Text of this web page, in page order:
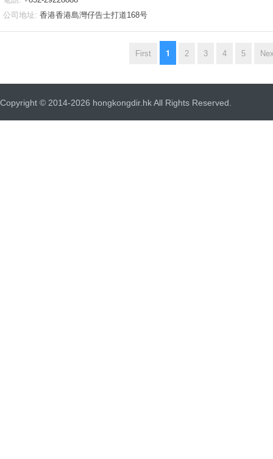
公司地址: 香港香港島灣仔告士打道168号
First 1 2 3 4 5
Copyright © 2014-2026 hongkongdir.hk All Rights Reserved.